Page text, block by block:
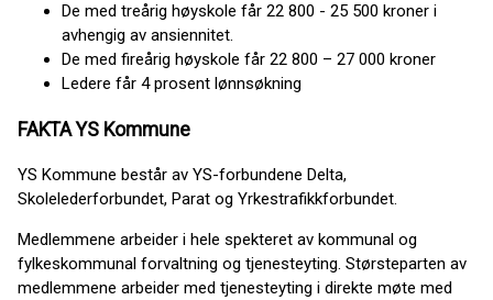
De med treårig høyskole får 22 800 - 25 500 kroner i
avhengig av ansiennitet.
De med fireårig høyskole får 22 800 – 27 000 kroner
Ledere får 4 prosent lønnsøkning
FAKTA YS Kommune
YS Kommune består av YS-forbundene Delta,
Skolelederforbundet, Parat og Yrkestrafikkforbundet.
Medlemmene arbeider i hele spekteret av kommunal og
fylkeskommunal forvaltning og tjenesteyting. Størsteparten av
medlemmene arbeider med tjenesteyting i direkte møte med